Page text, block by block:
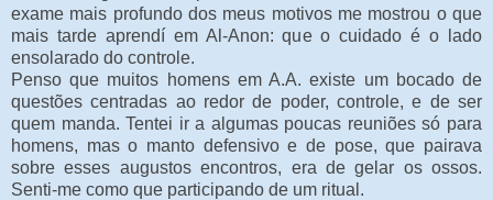
exame mais profundo dos meus motivos me mostrou o que
mais tarde aprendí em Al-Anon: que o cuidado é o lado
ensolarado do controle.
Penso que muitos homens em A.A. existe um bocado de
questões centradas ao redor de poder, controle, e de ser
quem manda. Tentei ir a algumas poucas reuniões só para
homens, mas o manto defensivo e de pose, que pairava
sobre esses augustos encontros, era de gelar os ossos.
Senti-me como que participando de um ritual.